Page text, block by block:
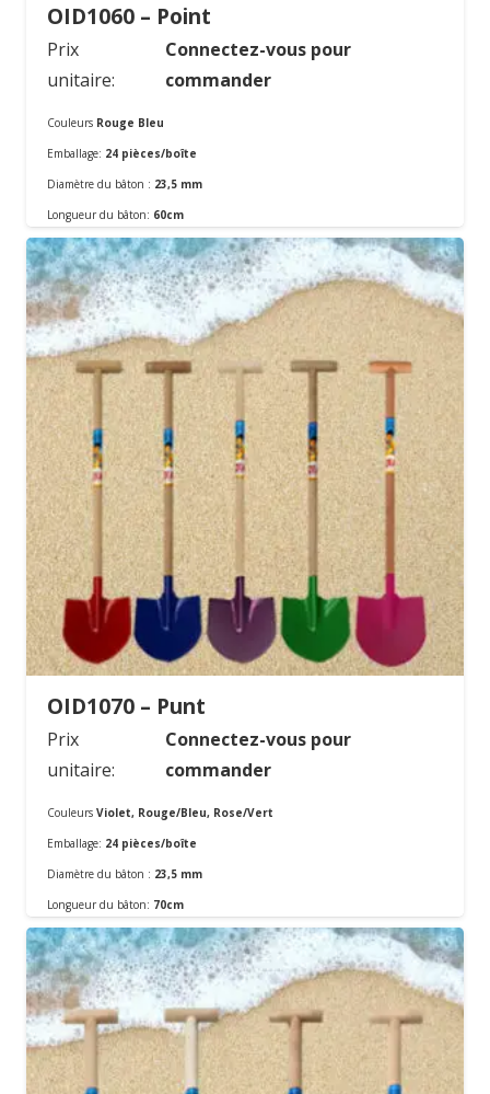
OID1060 – Point
Prix
unitaire:
Connectez-vous pour
commander
Couleurs Rouge Bleu
Emballage: 24 pièces/boîte
Diamètre du bâton : 23,5 mm
Longueur du bâton: 60cm
Matériel:En métal
OID1070 – Punt
Prix
unitaire:
Connectez-vous pour
commander
CouleursViolet, Rouge/Bleu, Rose/Vert
Emballage: 24 pièces/boîte
Diamètre du bâton : 23,5 mm
Longueur du bâton: 70cm
Matériel:En métal